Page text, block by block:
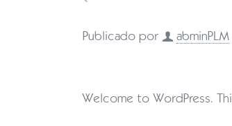
Publicado por abminPLM
Welcome to WordPress.